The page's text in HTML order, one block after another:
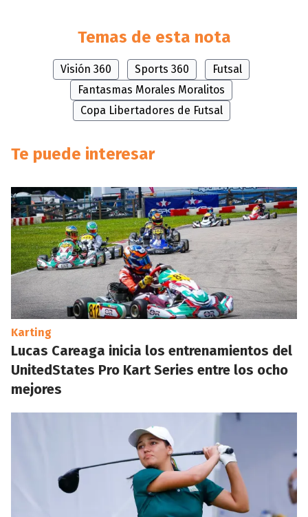
Temas de esta nota
Visión 360 Sports 360
Futsal
Fantasmas Morales Moralitos
Copa Libertadores de Futsal
Te puede interesar
Karting
Lucas Careaga inicia los entrenamientos del
UnitedStates Pro Kart Series entre los ocho
mejores